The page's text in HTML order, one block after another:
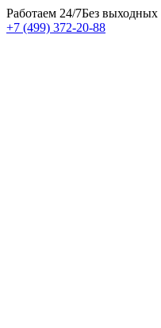
Работаем 24/7Без выходных
+7 (499) 372-20-88